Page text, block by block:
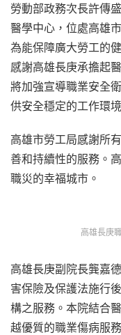
勞動部政務次長許傳
醫學中心，位處高雄
為能保障廣大勞工的
感謝高雄長庚承擔起
將加強宣導職業安全
供安全穩定的工作環境
高雄市勞工局感謝所
善和持續性的服務。
職災的幸福城市。
高雄長庚
高雄長庚副院長龔嘉
害保險及保護法施行
構之服務。本院結合
越優質的職業傷病服